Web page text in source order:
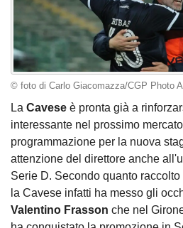
© foto di Carlo Giacomazza/CGP Photo
La Cavese è pronta già a
interessante nel prossimo
programmazione per la nuova
attenzione del direttore anche
Serie D. Secondo quanto
la Cavese infatti ha messo gli
Valentino Frasson che nel